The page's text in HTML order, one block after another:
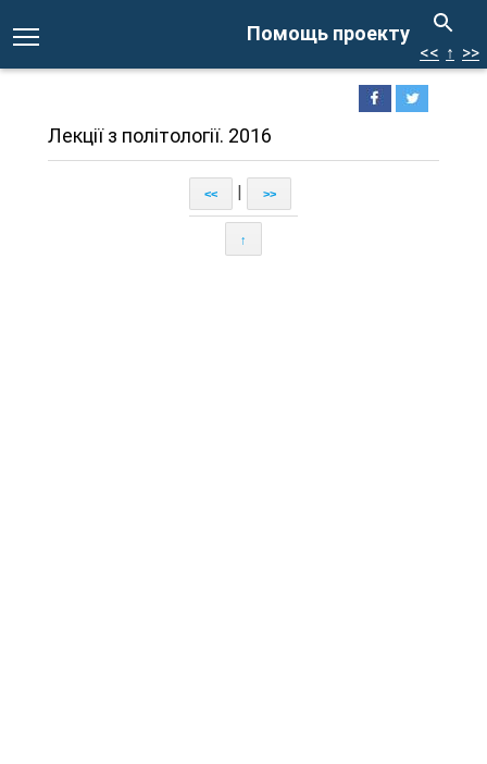
Помощь проекту
<< ↑ >>
Лекції з політології. 2016
<< >>
↑